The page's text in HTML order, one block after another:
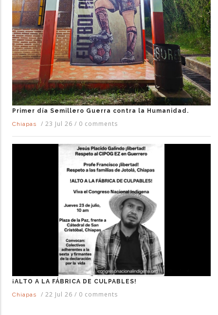
Primer día Semillero Guerra contra la Humanidad.
Chiapas
/ 23 Jul 26 / 0 comments
¡ALTO A LA FÁBRICA DE CULPABLES!
Chiapas
/ 22 Jul 26 / 0 comments